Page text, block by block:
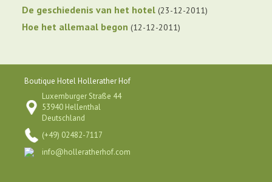
De geschiedenis van het hotel 23-12-2011
Hoe het allemaal begon 12-12-2011
Boutique Hotel Hollerather Hof
Luxemburger Straße 44
53940 Hellenthal
Deutschland
(+49) 02482-7117
info@holleratherhof.com